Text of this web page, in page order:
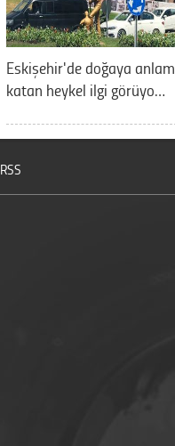
Eskişehir'de doğaya anlam
katan heykel ilgi görüyo…
RSS